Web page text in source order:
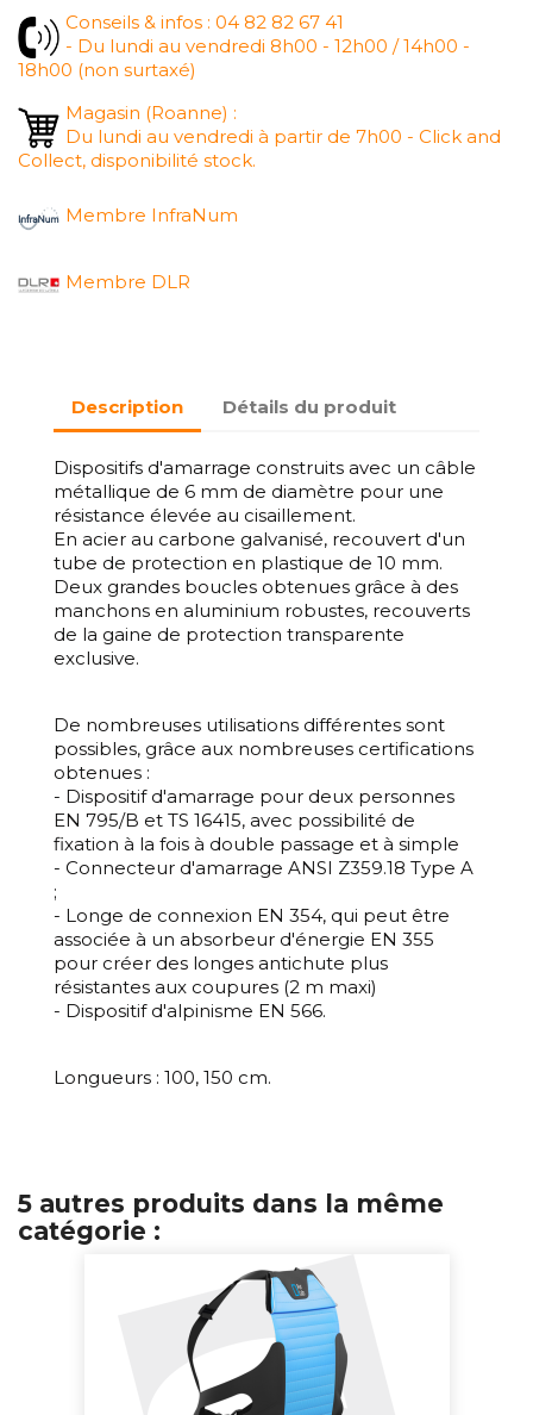
Conseils & infos : 04 82 82 67 41
- Du lundi au vendredi 8h00 - 12h00 / 14h00 -
18h00 (non surtaxé)
Magasin (Roanne) :
Du lundi au vendredi à partir de 7h00 - Click and
Collect, disponibilité stock.
Membre InfraNum
Membre DLR
Description Détails du produit
Dispositifs d'amarrage construits avec un câble
métallique de 6 mm de diamètre pour une
résistance élevée au cisaillement.
En acier au carbone galvanisé, recouvert d'un
tube de protection en plastique de 10 mm.
Deux grandes boucles obtenues grâce à des
manchons en aluminium robustes, recouverts
de la gaine de protection transparente
exclusive.
De nombreuses utilisations différentes sont
possibles, grâce aux nombreuses certifications
obtenues :
- Dispositif d'amarrage pour deux personnes
EN 795/B et TS 16415, avec possibilité de
fixation à la fois à double passage et à simple
- Connecteur d'amarrage ANSI Z359.18 Type A
;
- Longe de connexion EN 354, qui peut être
associée à un absorbeur d'énergie EN 355
pour créer des longes antichute plus
résistantes aux coupures (2 m maxi)
- Dispositif d'alpinisme EN 566.
Longueurs : 100, 150 cm.
5 autres produits dans la même
catégorie :